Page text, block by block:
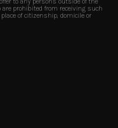
are prohibited from receiving such
of citizenship, domicile or